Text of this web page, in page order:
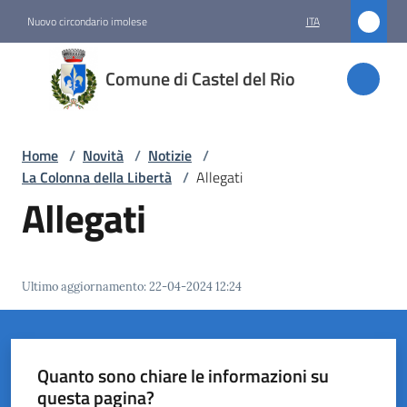
Nuovo circondario imolese ITA
Comune di Castel del Rio
Comune
di
Castel
Amministrazione
Menu selezionato
Servizi
Vivere
Home / Novità / Notizie /
La Colonna della Libertà / Allegati
Allegati
Ultimo aggiornamento:22-04-2024 12:24
Quanto sono chiare le informazioni su
questa pagina?